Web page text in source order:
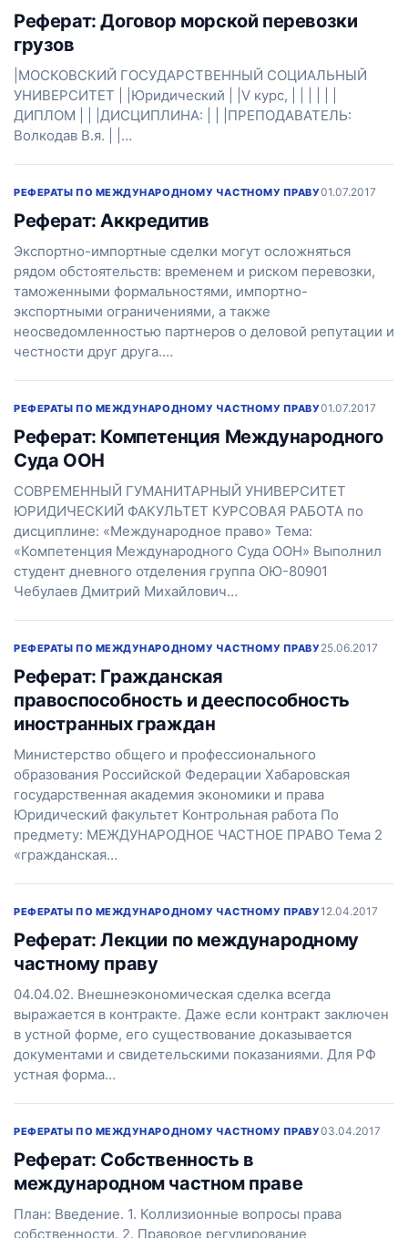
Реферат: Договор морской перевозки
грузов
|МОСКОВСКИЙ ГОСУДАРСТВЕННЫЙ СОЦИАЛЬНЫЙ
УНИВЕРСИТЕТ | |Юридический | |V курс, | | | | | |
ДИПЛОМ | | |ДИСЦИПЛИНА: | | |ПРЕПОДАВАТЕЛЬ:
Волкодав В.я. | |…
РЕФЕРАТЫ ПО МЕЖДУНАРОДНОМУ ЧАСТНОМУ ПРАВУ01.07.2017
Реферат: Аккредитив
Экспортно-импортные сделки могут осложняться
рядом обстоятельств: временем и риском перевозки,
таможенными формальностями, импортно-
экспортными ограничениями, а также
неосведомленностью партнеров о деловой репутации и
честности друг друга.…
РЕФЕРАТЫ ПО МЕЖДУНАРОДНОМУ ЧАСТНОМУ ПРАВУ01.07.2017
Реферат: Компетенция Международного
Суда ООН
СОВРЕМЕННЫЙ ГУМАНИТАРНЫЙ УНИВЕРСИТЕТ
ЮРИДИЧЕСКИЙ ФАКУЛЬТЕТ КУРСОВАЯ РАБОТА по
дисциплине: «Международное право» Тема:
«Компетенция Международного Суда ООН» Выполнил
студент дневного отделения группа ОЮ-80901
Чебулаев Дмитрий Михайлович…
РЕФЕРАТЫ ПО МЕЖДУНАРОДНОМУ ЧАСТНОМУ ПРАВУ25.06.2017
Реферат: Гражданская
правоспособность и дееспособность
иностранных граждан
Министерство общего и профессионального
образования Российской Федерации Хабаровская
государственная академия экономики и права
Юридический факультет Контрольная работа По
предмету: МЕЖДУНАРОДНОЕ ЧАСТНОЕ ПРАВО Тема 2
«гражданская…
РЕФЕРАТЫ ПО МЕЖДУНАРОДНОМУ ЧАСТНОМУ ПРАВУ12.04.2017
Реферат: Лекции по международному
частному праву
04.04.02. Внешнеэкономическая сделка всегда
выражается в контракте. Даже если контракт заключен
в устной форме, его существование доказывается
документами и свидетельскими показаниями. Для РФ
устная форма…
РЕФЕРАТЫ ПО МЕЖДУНАРОДНОМУ ЧАСТНОМУ ПРАВУ03.04.2017
Реферат: Собственность в
международном частном праве
План: Введение. 1. Коллизионные вопросы права
собственности. 2. Правовое регулирование